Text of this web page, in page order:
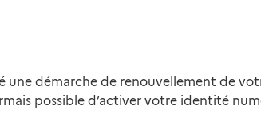
une démarche de renouvellement de
possible d’activer votre identité